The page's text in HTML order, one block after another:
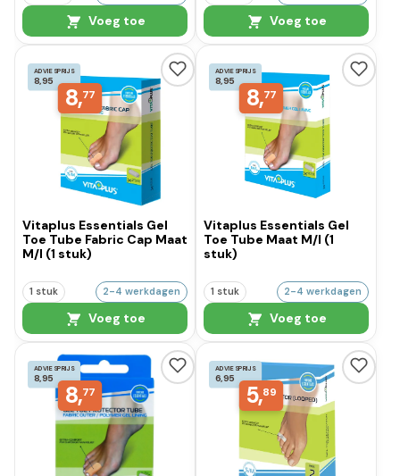
Voeg toe Voeg toe
ADVIESPRIJS
8,95
8,77
Vitaplus Essentials Gel
Toe Tube Fabric Cap Maat
M/l (1 stuk)
1 stuk 2-4 werkdagen
Voeg toe
ADVIESPRIJS
8,95
8,77
Vitaplus Essentials Gel
Toe Tube Maat M/l (1
stuk)
1 stuk 2-4 werkdagen
Voeg toe
ADVIESPRIJS
8,95
8,77
ADVIESPRIJS
6,95
5,89